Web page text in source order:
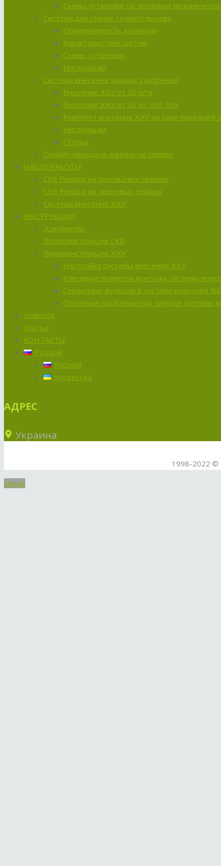
Схемы установки на зерновых
Система для сеялок точного высева
Применяемость датчиков
Характеристики систем
Схемы установки
Инструкции
Система внесения жидких удобрений
Внесение ЖКУ от 50 л/га
Внесения ЖКУ от 20 до 350 л/га
Комплект внесения ЖКУ на баке передней
Инструкции
Статьи
Онлайн передача данных на сервер
НАШИ РАБОТЫ
СКВ Рекорд на пропашных сеялках
СКВ Рекорд на зерновых сеялках
Система внесения ЖКУ
ИНСТРУКЦИИ
Документы
Видеоинструкции СКВ
Видеоинструкции ЖКУ
Настройка системы внесения ЖКУ
Ключевые моменты монтажа системы
Сервисные функции в системе внесения
Основные проблемы при запуске системы
Новости
Статьи
КОНТАКТЫ
Русский
Русский
Українська
АДРЕС
Украина
1998-2022 ©
Меню